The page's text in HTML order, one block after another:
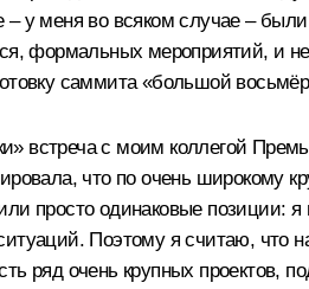
у меня во всяком случае –
формальных мероприятий, и
саммита «большой
встреча с моим коллегой
что по очень широкому
просто одинаковые позиции: я
Поэтому я считаю, что
ряд очень крупных проектов,